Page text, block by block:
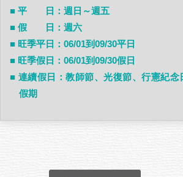
■ 平 日：週日～週五
■ 假 日：週六
■ 旺季平日：06/01到09/30平日
■ 旺季假日：06/01到09/30假日
■ 連續假日：教師節、光復節、行憲紀念
假期